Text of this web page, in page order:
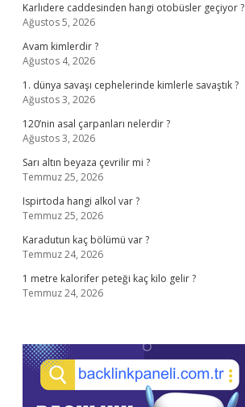
Karlıdere caddesinden hangi otobüsler geçiyor ?
Ağustos 5, 2026
Avam kimlerdir ?
Ağustos 4, 2026
1. dünya savaşı cephelerinde kimlerle savaştık ?
Ağustos 3, 2026
120’nin asal çarpanları nelerdir ?
Ağustos 3, 2026
Sarı altın beyaza çevrilir mi ?
Temmuz 25, 2026
Ispirtoda hangi alkol var ?
Temmuz 25, 2026
Karadutun kaç bölümü var ?
Temmuz 24, 2026
1 metre kalorifer peteği kaç kilo gelir ?
Temmuz 24, 2026